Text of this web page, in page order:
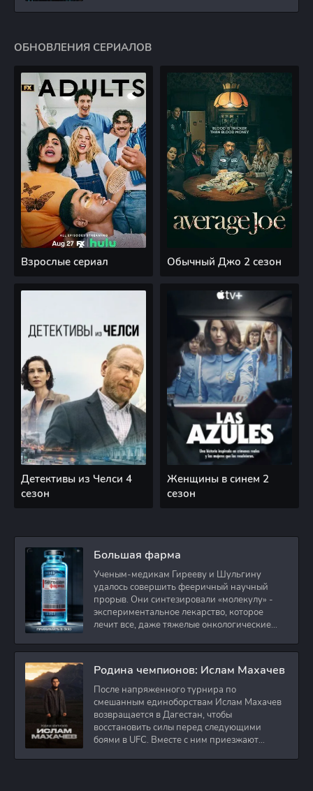
ОБНОВЛЕНИЯ СЕРИАЛОВ
Взрослые сериал Обычный Джо 2 сезон
Детективы из Челси 4
сезон
Женщины в синем 2
сезон
Большая фарма
Ученым-медикам Гирееву и Шульгину
удалось совершить фееричный научный
прорыв. Они синтезировали «молекулу» -
экспериментальное лекарство, которое
лечит все, даже тяжелые онкологические
Родина чемпионов: Ислам Махачев
После напряженного турнира по
смешанным единоборствам Ислам Махачев
возвращается в Дагестан, чтобы
восстановить силы перед следующими
боями в UFC. Вместе с ним приезжают